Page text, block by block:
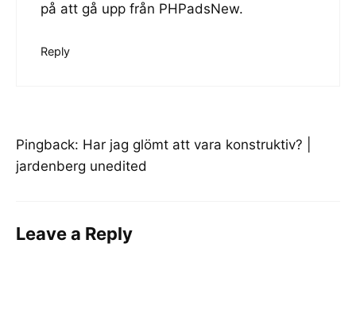
på att gå upp från PHPadsNew.
Reply
Pingback: Har jag glömt att vara konstruktiv? |
jardenberg unedited
Leave a Reply